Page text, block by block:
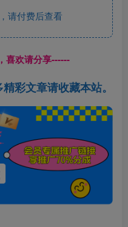
请付费后查看
喜欢请分享------
彩文章请收藏本站。